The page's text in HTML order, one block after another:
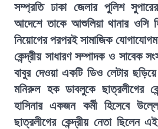
সম্প্রতি ঢাকা জেলার পুলিশ
আদেশে তাকে আশুলিয়া থানার ওসি
নিয়োগের পরপরই সামাজিক
কেন্দ্রীয় সাধারণ সম্পাদক ও সাবেক
বাবুর দেওয়া একটি ডিও লেটার
মনিরুল হক ডাবলুকে ছাত্রলীগের
হাসিনার একজন কর্মী হিসেবে
ছাত্রলীগের কেন্দ্রীয় নেতা ছিলেন